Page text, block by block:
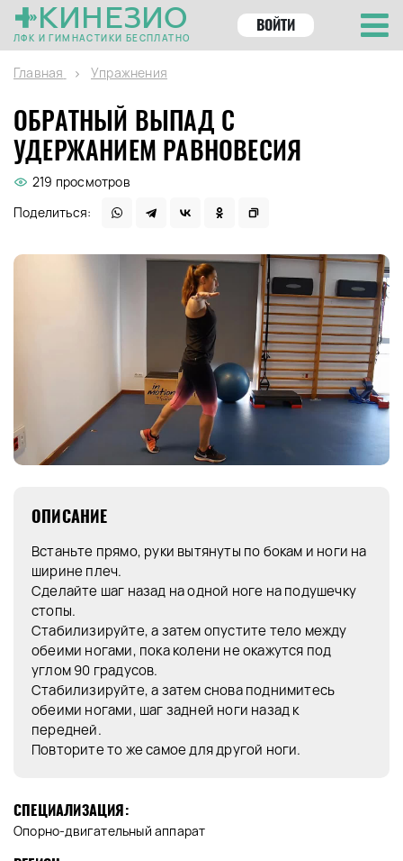
КИНЕЗИО
ЛФК И ГИМНАСТИКИ БЕСПЛАТНО
ВОЙТИ
Главная Упражнения
ОБРАТНЫЙ ВЫПАД С
УДЕРЖАНИЕМ РАВНОВЕСИЯ
219 просмотров
Поделиться:
ОПИСАНИЕ
Встаньте прямо, руки вытянуты по бокам и ноги на
ширине плеч.
Сделайте шаг назад на одной ноге на подушечку
стопы.
Стабилизируйте, а затем опустите тело между
обеими ногами, пока колени не окажутся под
углом 90 градусов.
Стабилизируйте, а затем снова поднимитесь
обеими ногами, шаг задней ноги назад к
передней.
Повторите то же самое для другой ноги.
СПЕЦИАЛИЗАЦИЯ:
Опорно-двигательный аппарат